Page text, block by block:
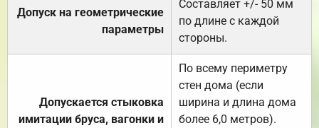
Допуск на геометрические
параметры
Составляет +/- 50 мм
по длине с каждой
стороны.
Допускается стыковка
имитации бруса, вагонки и
По всему периметру
стен дома (если
ширина и длина дома
более 6,0 метров).